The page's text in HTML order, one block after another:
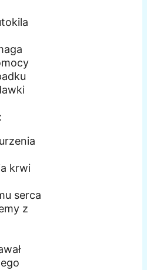
krwi
serca
z